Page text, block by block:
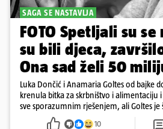
SAGA SE NASTAVLJA
FOTO Spetljali su
su bili djeca,
Ona sad želi 50
Luka Dončić i Anamaria Goltes od bajke
krenula bitka za skrbništvo i alimentaciju
sve sporazumnim rješenjem, ali Goltes
u Sloveniji
10